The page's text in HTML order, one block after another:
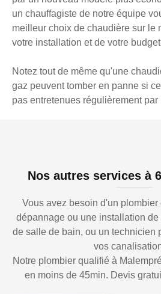
un chauffagiste de notre équipe
meilleur choix de chaudière sur le
votre installation et de votre
Notez tout de même qu'une
gaz peuvent tomber en panne si
pas entretenues régulièrement
Nos autres services à
Vous avez besoin d'un plombier
dépannage ou une installation
de salle de bain, ou un technicien
vos
Notre plombier qualifié à
en moins de 45min. Devis